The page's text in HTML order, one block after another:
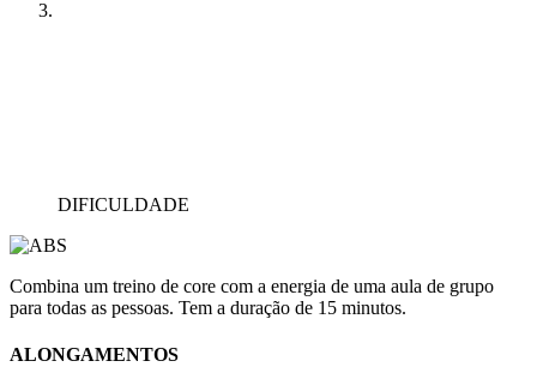
DIFICULDADE
Combina um treino de core com a energia de uma aula de grupo
para todas as pessoas. Tem a duração de 15 minutos.
ALONGAMENTOS